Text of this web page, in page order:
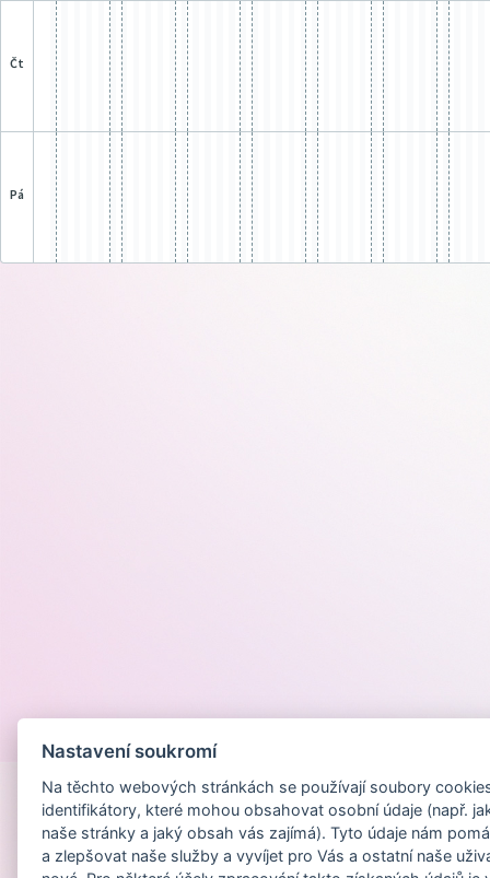
čt
pá
Nastavení soukromí
Na těchto webových stránkách se používají soubory
identifikátory, které mohou obsahovat osobní údaje (např.
naše stránky a jaký obsah vás zajímá). Tyto údaje nám
a zlepšovat naše služby a vyvíjet pro Vás a ostatní naše